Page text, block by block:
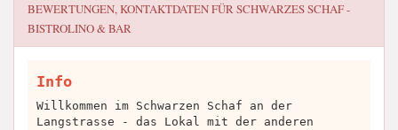
BEWERTUNGEN, KONTAKTDATEN FÜRSCHWARZES SCHAF -
BISTROLINO & BAR
Info
Willkommen im Schwarzen Schaf an der
Langstrasse - das Lokal mit der anderen